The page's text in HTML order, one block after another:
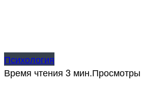
Психология
Время чтения 3 мин.Просмотры